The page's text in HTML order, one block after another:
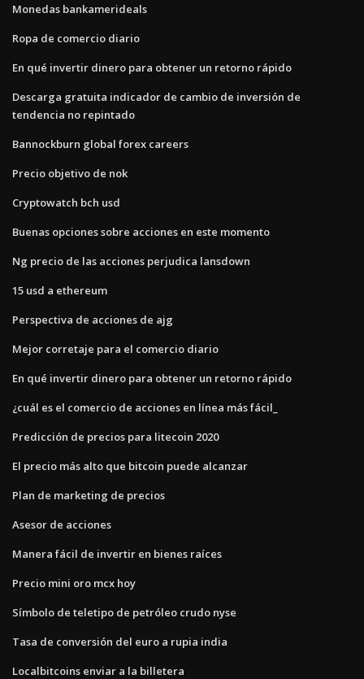
Monedas bankamerideals
Ropa de comercio diario
En qué invertir dinero para obtener un retorno rápido
Descarga gratuita indicador de cambio de inversión de
tendencia no repintado
Bannockburn global forex careers
Precio objetivo de nok
Cryptowatch bch usd
Buenas opciones sobre acciones en este momento
Ng precio de las acciones perjudica lansdown
15 usd a ethereum
Perspectiva de acciones de ajg
Mejor corretaje para el comercio diario
En qué invertir dinero para obtener un retorno rápido
¿cuál es el comercio de acciones en línea más fácil_
Predicción de precios para litecoin 2020
El precio más alto que bitcoin puede alcanzar
Plan de marketing de precios
Asesor de acciones
Manera fácil de invertir en bienes raíces
Precio mini oro mcx hoy
Símbolo de teletipo de petróleo crudo nyse
Tasa de conversión del euro a rupia india
Localbitcoins enviar a la billetera